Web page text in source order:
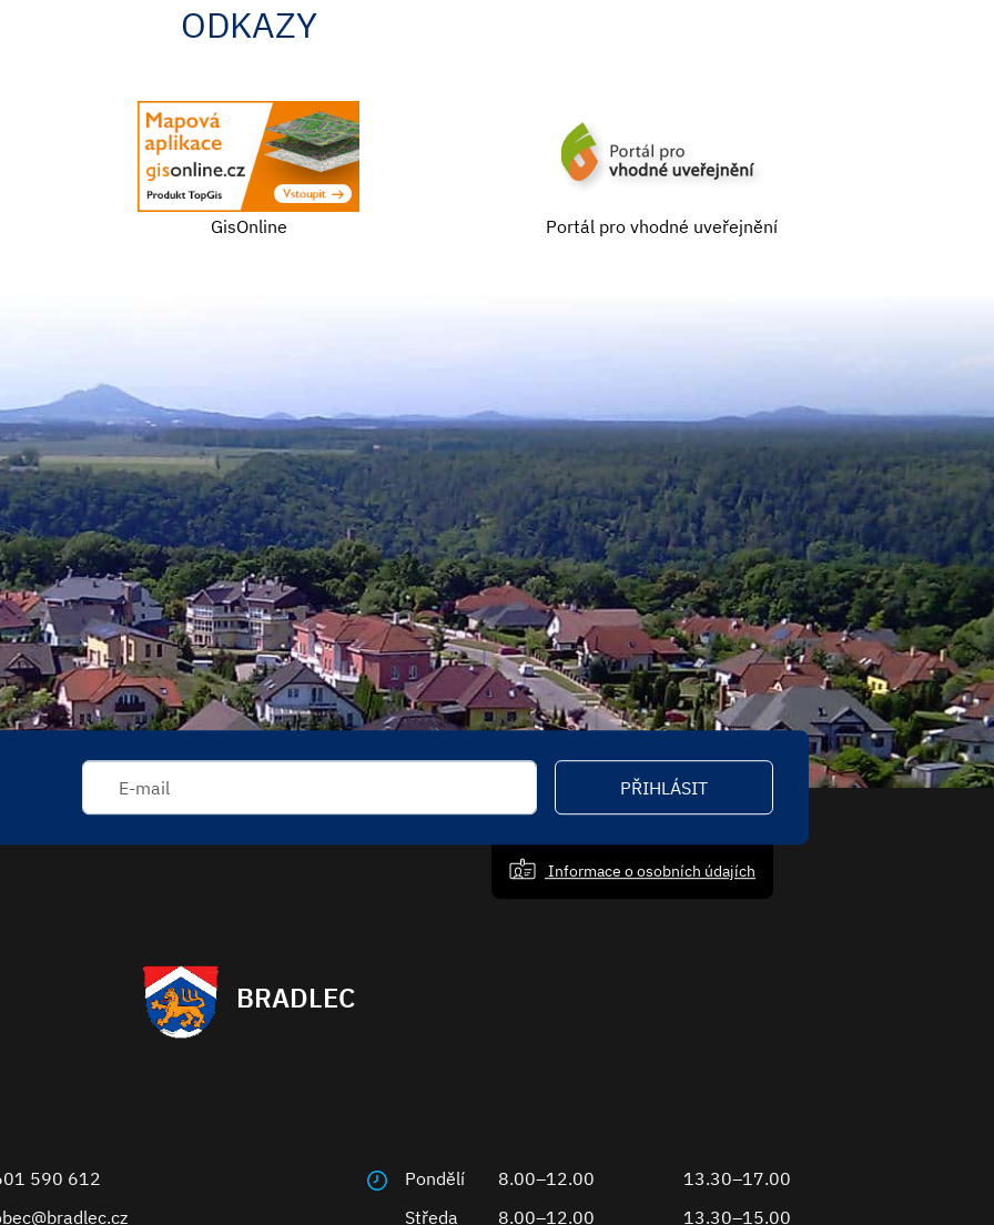
ODKAZY
GisOnline Portál pro vhodné uveřejnění
PŘIHLÁSIT
Informace o osobních údajích
BRADLEC
590 612
Pondělí 8.00–12.00
13.30–17.00
Středa
8.00–12.00 13.30–15.00